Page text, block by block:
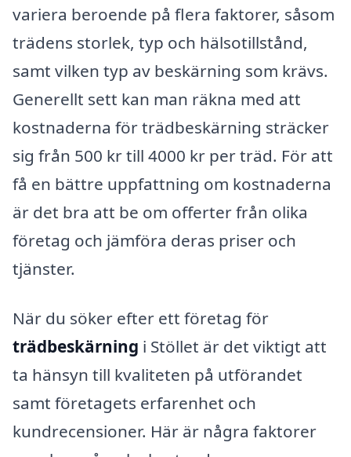
variera beroende på flera faktorer, såsom
trädens storlek, typ och hälsotillstånd,
samt vilken typ av beskärning som krävs.
Generellt sett kan man räkna med att
kostnaderna för trädbeskärning sträcker
sig från 500 kr till 4000 kr per träd. För att
få en bättre uppfattning om kostnaderna
är det bra att be om offerter från olika
företag och jämföra deras priser och
tjänster.
När du söker efter ett företag för
trädbeskärning i Stöllet är det viktigt att
ta hänsyn till kvaliteten på utförandet
samt företagets erfarenhet och
kundrecensioner. Här är några faktorer